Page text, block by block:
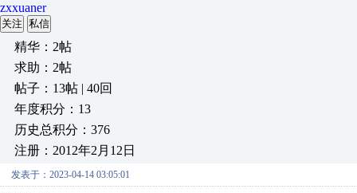
zxxuaner
关注 私信
精华：2帖
求助：2帖
帖子：13帖 | 40回
年度积分：13
历史总积分：376
注册：2012年2月12日
发表于：2023-04-14 03:05:01